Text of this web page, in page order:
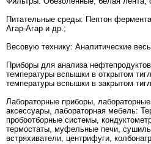
Питательные среды: Пептон
Агар-Агар и др.;
Весовую технику: Аналитические
Приборы для анализа
температуры вспышки в открытом
температуры вспышки в закрытом
Лабораторные приборы,
аксессуары, лабораторная мебель:
пробоотборные системы,
термостаты, муфельные печи,
встряхиватели, центрифуги,